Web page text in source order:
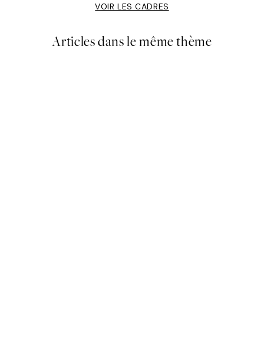
VOIR LES CADRES
Articles dans le même thème